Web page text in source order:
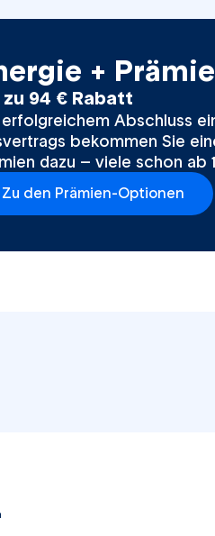
+
zu 94 € Rabatt
erfolgreichem Abschluss
bekommen Sie
dazu – viele schon ab
Zu den Prämien-Optionen